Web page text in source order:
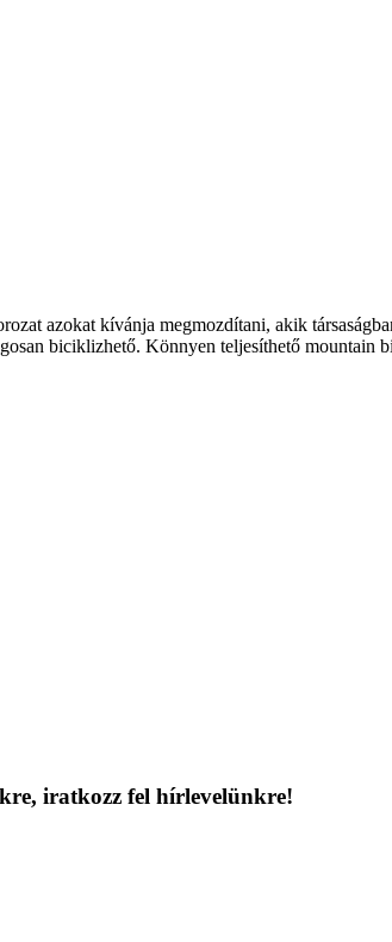
azokat kívánja megmozdítani, akik
biciklizhető. Könnyen teljesíthető mountain
iratkozz fel hírlevelünkre!